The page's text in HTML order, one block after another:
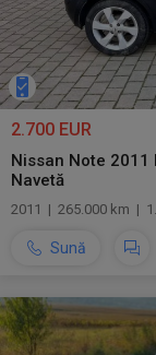
2.700 EUR
Nissan Note
Navetă
2011 | 265.000 km |
Sună